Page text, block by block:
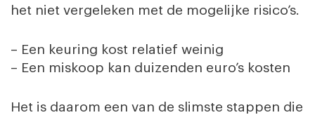
het niet vergeleken met de mogelijke risico’s.
– Een keuring kost relatief weinig
– Een miskoop kan duizenden euro’s kosten
Het is daarom een van de slimste stappen die